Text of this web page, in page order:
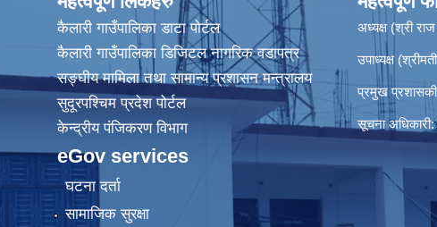
कैलारी गाउँपालिका डाटा पाेर्टल
कैलारी गाउँपालिका डिजिटल नागरिक वडापत्र
सङ्घीय मामिला तथा सामान्य प्रशासन मन्त्रालय
सुदूरपश्चिम प्रदेश पोर्टल
केन्द्रीय प‌ंजिकरण विभाग
eGov services
घटना दर्ता
सामाजिक सुरक्षा
अध्यक्ष (श्री
उपाध्यक्ष
प्रमुख
सूचना